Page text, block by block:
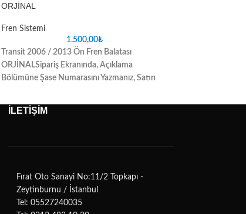
ORJİNAL
Fren Sistemi
1.500,00₺
Transit 2006 / 2013 Ön Fren Balatası
ORJİNALSipariş Ekranında, Açıklama
Bölümüne Şase Numarasını Yazmanız, Satın
sorunlarını ortadan kaldıracaktır
ortadan
İLETİŞİM
Fırat Oto Sanayi No:11/2 Topkapı -
Zeytinburnu / İstanbul
Tel: 05527240035